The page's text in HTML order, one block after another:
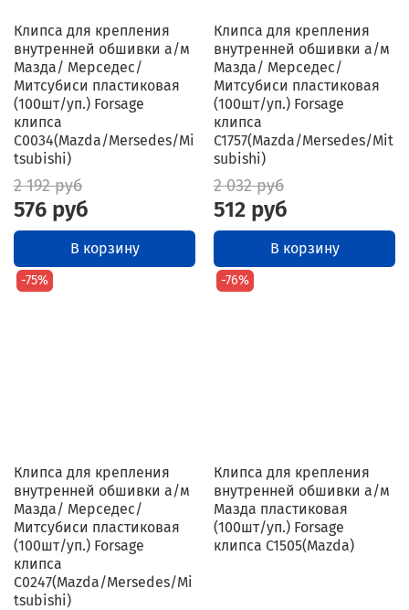
Клипса для крепления
внутренней обшивки а/м
Мазда/ Мерседес/
Митсубиси пластиковая
(100шт/уп.) Forsage
клипса
C0034(Mazda/Mersedes/Mi
tsubishi)
2 192 руб
576 руб
В корзину
Клипса для крепления
внутренней обшивки а/м
Мазда/ Мерседес/
Митсубиси пластиковая
(100шт/уп.) Forsage
клипса
C1757(Mazda/Mersedes/Mit
subishi)
2 032 руб
512 руб
В корзину
-75%
Клипса для крепления
внутренней обшивки а/м
Мазда/ Мерседес/
Митсубиси пластиковая
(100шт/уп.) Forsage
клипса
C0247(Mazda/Mersedes/Mi
tsubishi)
-76%
Клипса для крепления
внутренней обшивки а/м
Мазда пластиковая
(100шт/уп.) Forsage
клипса C1505(Mazda)